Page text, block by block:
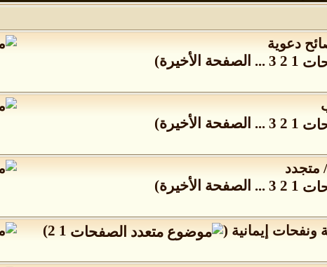
دعوية
1
2
3
... الصفحة الأخيرة)
1
2
3
... الصفحة الأخيرة)
متجدد
1
2
3
... الصفحة الأخيرة)
ونفحات إيمانية (
1
2
)